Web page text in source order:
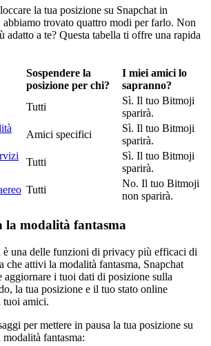
la tua posizione su Snapchat in
abbiamo trovato quattro modi per farlo. Non
adatto a te? Questa tabella ti offre una rapida
Sospendere la
posizione per chi?
I miei amici lo
sapranno?
Tutti
Sì. Il tuo Bitmoji
sparirà.
Amici specifici
Sì. Il tuo Bitmoji
sparirà.
Tutti
Sì. Il tuo Bitmoji
sparirà.
Tutti
No. Il tuo Bitmoji
non sparirà.
la modalità fantasma
è una delle funzioni di privacy più efficaci di
che attivi la modalità fantasma, Snapchat
aggiornare i tuoi dati di posizione sulla
la tua posizione e il tuo stato online
amici.
per mettere in pausa la tua posizione su
fantasma: